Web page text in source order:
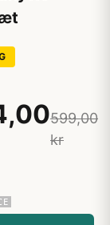
599,00
kr